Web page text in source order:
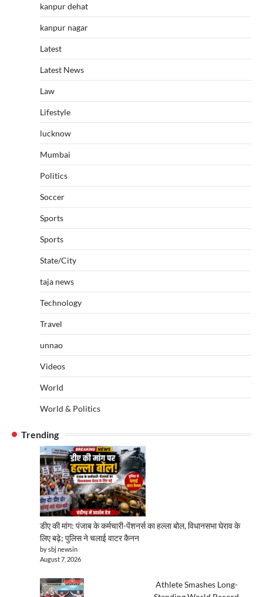
kanpur dehat
kanpur nagar
Latest
Latest News
Law
Lifestyle
lucknow
Mumbai
Politics
Soccer
Sports
Sports
State/City
taja news
Technology
Travel
unnao
Videos
World
World & Politics
Trending
डीए की मांग: पंजाब के कर्मचारी-पेंशनर्स का हल्ला बोल, विधानसभा घेराव के
लिए बढ़े; पुलिस ने चलाई वाटर कैनन
by sbj newsin
August 7, 2026
Athlete Smashes Long-